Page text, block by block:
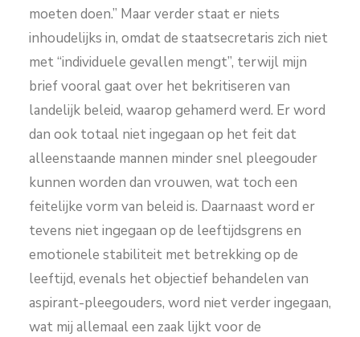
moeten doen.” Maar verder staat er niets
inhoudelijks in, omdat de staatsecretaris zich niet
met “individuele gevallen mengt”, terwijl mijn
brief vooral gaat over het bekritiseren van
landelijk beleid, waarop gehamerd werd. Er word
dan ook totaal niet ingegaan op het feit dat
alleenstaande mannen minder snel pleegouder
kunnen worden dan vrouwen, wat toch een
feitelijke vorm van beleid is. Daarnaast word er
tevens niet ingegaan op de leeftijdsgrens en
emotionele stabiliteit met betrekking op de
leeftijd, evenals het objectief behandelen van
aspirant-pleegouders, word niet verder ingegaan,
wat mij allemaal een zaak lijkt voor de